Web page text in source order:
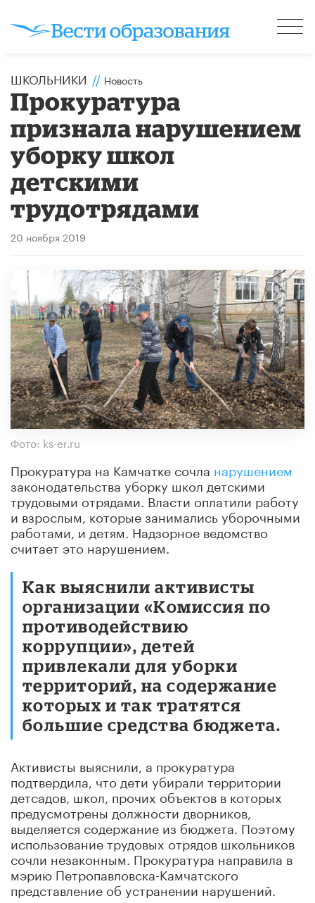
ШКОЛЬНИКИ // Новость
Прокуратура
признала нарушением
уборку школ
детскими
трудотрядами
20 ноября 2019
Фото: ks-er.ru
Прокуратура на Камчатке сочла нарушением
законодательства уборку школ детскими
трудовыми отрядами. Власти оплатили работу
и взрослым, которые занимались уборочными
работами, и детям. Надзорное ведомство
считает это нарушением.
Как выяснили активисты
организации «Комиссия по
противодействию
коррупции», детей
привлекали для уборки
территорий, на содержание
которых и так тратятся
большие средства бюджета.
Активисты выяснили, а прокуратура
подтвердила, что дети убирали территории
детсадов, школ, прочих объектов в которых
предусмотрены должности дворников,
выделяется содержание из бюджета. Поэтому
использование трудовых отрядов школьников
сочли незаконным. Прокуратура направила в
мэрию Петропавловска-Камчатского
представление об устранении нарушений.